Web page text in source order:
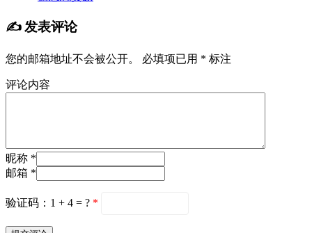
✍️ 发表评论
您的邮箱地址不会被公开。 必填项已用 * 标注
评论内容
昵称 *
邮箱 *
验证码：1 + 4 = ? *